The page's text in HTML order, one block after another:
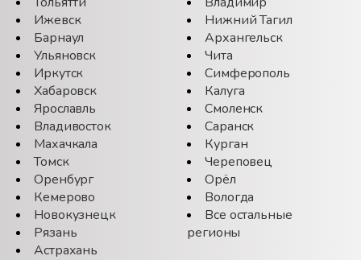
Ижевск
Барнаул
Ульяновск
Иркутск
Хабаровск
Ярославль
Владивосток
Махачкала
Томск
Оренбург
Кемерово
Новокузнецк
Рязань
Астрахань
Нижний Тагил
Архангельск
Чита
Симферополь
Калуга
Смоленск
Саранск
Курган
Череповец
Орёл
Вологда
Все остальные
регионы